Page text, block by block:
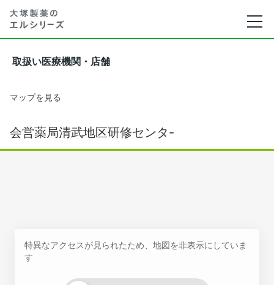
取扱い医療機関・店舗
マップを見る
会営薬局清武地区研修センタ-
特異なアクセスが見られたため、地図を非表示にしていま
す